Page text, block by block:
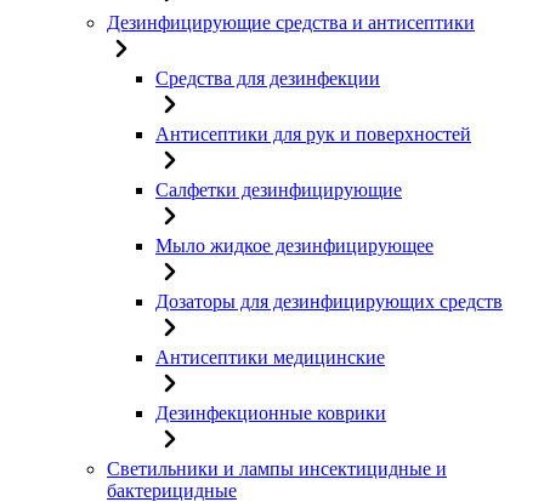
Дезинфицирующие средства и антисептики
Средства для дезинфекции
Антисептики для рук и поверхностей
Салфетки дезинфицирующие
Мыло жидкое дезинфицирующее
Дозаторы для дезинфицирующих средств
Антисептики медицинские
Дезинфекционные коврики
Светильники и лампы инсектицидные и
бактерицидные